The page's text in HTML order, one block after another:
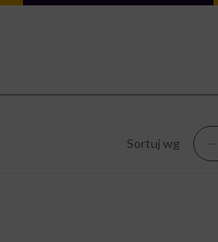
Sortuj wg --